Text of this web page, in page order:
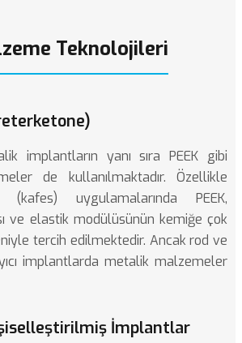
Teknolojileri
implantların yanı sıra PEEK gibi
de kullanılmaktadır. Özellikle
uygulamalarında PEEK,
ve elastik modülüsünün kemiğe çok
tercih edilmektedir. Ancak rod ve
implantlarda metalik malzemeler
İmplantlar